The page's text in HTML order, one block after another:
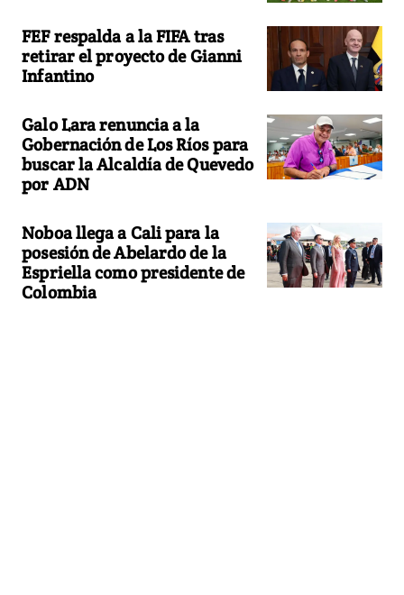
FEF respalda a la FIFA tras
retirar el proyecto de Gianni
Infantino
Galo Lara renuncia a la
Gobernación de Los Ríos para
buscar la Alcaldía de Quevedo
por ADN
Noboa llega a Cali para la
posesión de Abelardo de la
Espriella como presidente de
Colombia